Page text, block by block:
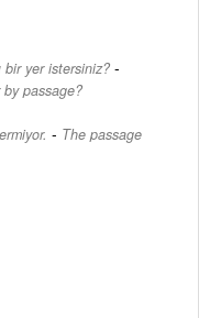
bir yer istersiniz? -
passage?
- The passage